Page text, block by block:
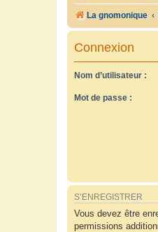
La gnomonique
Connexion
Nom d’utilisateur :
Mot de passe :
S’ENREGISTRER
Vous devez être
permissions